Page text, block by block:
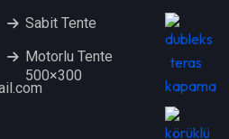
Sabit Tente
Motorlu Tente
500×300